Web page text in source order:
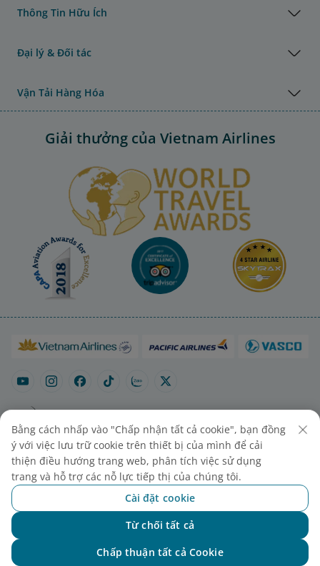
Thông Tin Hữu Ích
Đại lý & Đối tác
Vận Tải Hàng Hóa
Giải thưởng của Vietnam Airlines
Sơ đồ trang Liên hệ mua véCài đặt cookies
Bằng cách nhấp vào "Chấp nhận tất cả cookie", bạn đồng
ý với việc lưu trữ cookie trên thiết bị của mình để cải
thiện điều hướng trang web, phân tích việc sử dụng
trang và hỗ trợ các nỗ lực tiếp thị của chúng tôi.
Cài đặt cookie
Từ chối tất cả
Chấp thuận tất cả Cookie